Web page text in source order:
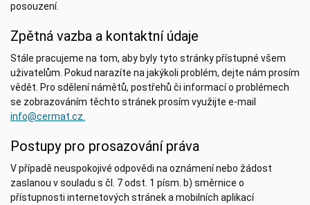
posouzení.
Zpětná vazba a kontaktní údaje
Stále pracujeme na tom, aby byly tyto stránky přístupné všem
uživatelům. Pokud narazíte na jakýkoli problém, dejte nám prosím
vědět. Pro sdělení námětů, postřehů či informací o problémech
se zobrazováním těchto stránek prosím využijte e-mail
info@cermat.cz
Postupy pro prosazování práva
V případě neuspokojivé odpovědi na oznámení nebo žádost
zaslanou v souladu s čl. 7 odst. 1 písm. b) směrnice o
přístupnosti internetových stránek a mobilních aplikací